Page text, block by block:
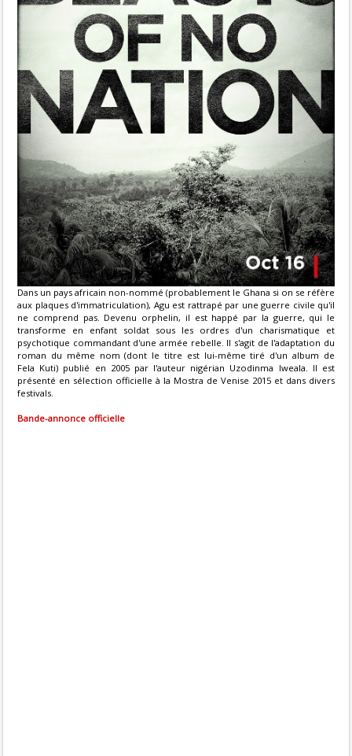
Dans un pays africain non-nommé (probablement le Ghana si on se réfère
aux plaques d'immatriculation), Agu est rattrapé par une guerre civile qu'il
ne comprend pas. Devenu orphelin, il est happé par la guerre, qui le
transforme en enfant soldat sous les ordres d'un charismatique et
psychotique commandant d'une armée rebelle. Il s'agit de l'adaptation du
roman du même nom (dont le titre est lui-même tiré d'un album de
Fela Kuti) publié en 2005 par l'auteur nigérian Uzodinma Iweala. Il est
présenté en sélection officielle à la Mostra de Venise 2015 et dans divers
festivals.
Bande-annonce officielle